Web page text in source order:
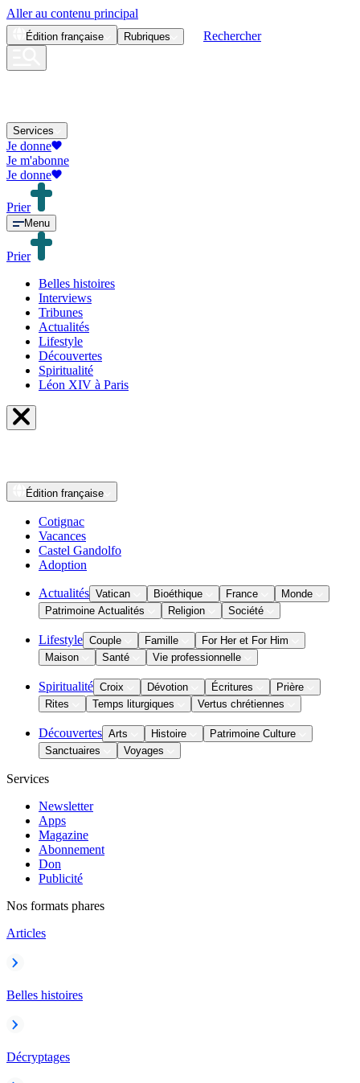
Aller au contenu principal
Édition française Rubriques Rechercher
Services
Je donne
Je m'abonne
Je donne
Prier
Menu
Prier
Belles histoires
Interviews
Tribunes
Actualités
Lifestyle
Découvertes
Spiritualité
Léon XIV à Paris
Édition française
Cotignac
Vacances
Castel Gandolfo
Adoption
Actualités Vatican Bioéthique France
Monde
Patrimoine Actualités
Religion Société
Lifestyle Couple Famille
For Her et For Him
Maison
Santé Vie professionnelle
Spiritualité Croix Dévotion Écritures
Prière
Rites
Temps liturgiques Vertus chrétiennes
Découvertes Arts Histoire
Patrimoine Culture
Sanctuaires
Voyages
Services
Newsletter
Apps
Magazine
Abonnement
Don
Publicité
Nos formats phares
Articles
Belles histoires
Décryptages